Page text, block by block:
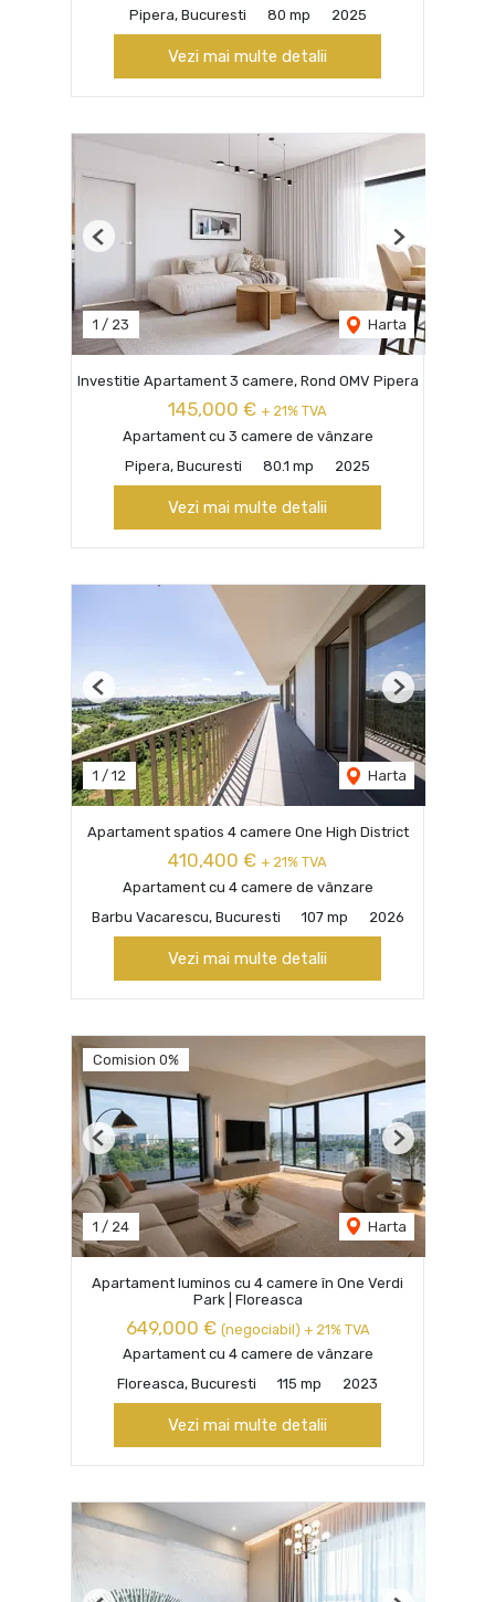
Pipera, Bucuresti
80 mp 2025
Vezi mai multe detalii
1 / 23 Harta
Previous Next
Investitie Apartament 3 camere, Rond OMV Pipera
145,000 € + 21% TVA
Apartament cu 3 camere de vânzare
Pipera, Bucuresti
80.1 mp 2025
Vezi mai multe detalii
1 / 12 Harta
Previous Next
Apartament spatios 4 camere One High District
410,400 € + 21% TVA
Apartament cu 4 camere de vânzare
Barbu Vacarescu, Bucuresti
107 mp 2026
Vezi mai multe detalii
Comision 0%
1 / 24 Harta
Previous Next
Apartament luminos cu 4 camere în One Verdi
Park | Floreasca
649,000 € (negociabil) + 21% TVA
Apartament cu 4 camere de vânzare
Floreasca, Bucuresti
115 mp 2023
Vezi mai multe detalii